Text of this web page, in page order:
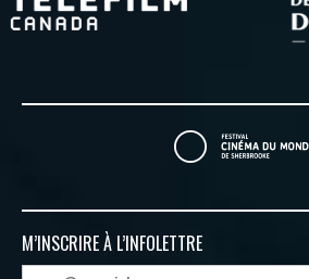
M’INSCRIRE À L’INFOLETTRE